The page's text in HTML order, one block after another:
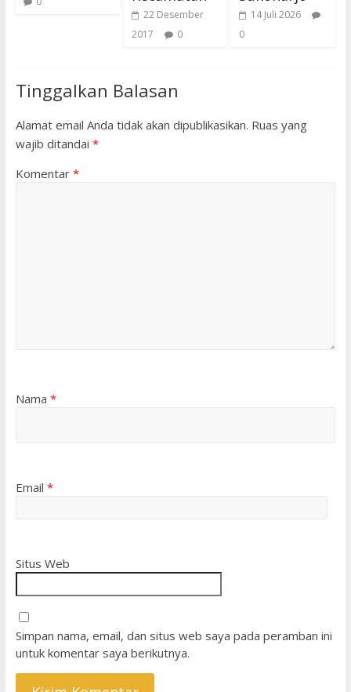
22 Desember
2017
0
14 Juli 2026
0
Tinggalkan Balasan
Alamat email Anda tidak akan dipublikasikan. Ruas yang
wajib ditandai *
Komentar *
Nama *
Email *
Situs Web
Simpan nama, email, dan situs web saya pada peramban ini
untuk komentar saya berikutnya.